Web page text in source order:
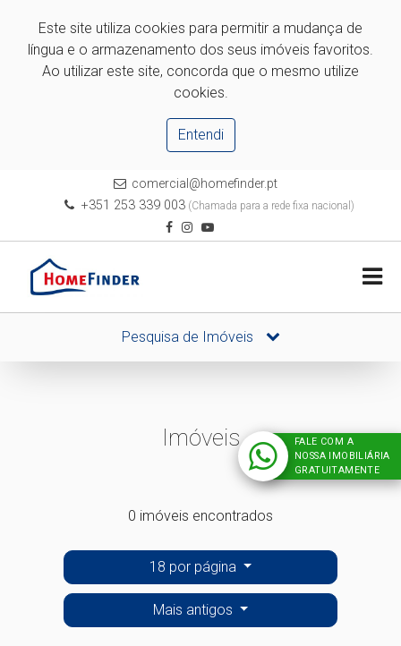
Este site utiliza cookies para permitir a mudança de
língua e o armazenamento dos seus imóveis favoritos.
Ao utilizar este site, concorda que o mesmo utilize
cookies.
Entendi
comercial@homefinder.pt
+351 253 339 003(Chamada para a rede fixa nacional)
Pesquisa de Imóveis
Imóveis
0 imóveis encontrados
18 por página
Mais antigos
FALE COM A
NOSSA IMOBILIÁRIA
GRATUITAMENTE